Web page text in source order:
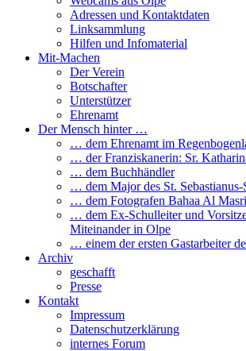
Adressen und Kontaktdaten
Linksammlung
Hilfen und Infomaterial
Mit-Machen
Der Verein
Botschafter
Unterstützer
Ehrenamt
Der Mensch hinter …
… dem Ehrenamt im
… der Franziskanerin: Sr.
… dem Buchhändler
… dem Major des St. Sebastianus-
… dem Fotografen Bahaa Al
… dem Ex-Schulleiter und
Miteinander in Olpe
… einem der ersten Gastarbeiter
Archiv
geschafft
Presse
Kontakt
Impressum
Datenschutzerklärung
internes Forum